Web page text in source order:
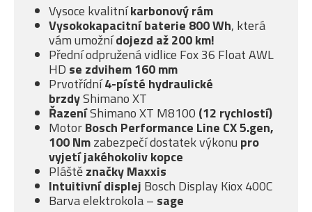
Vysoce kvalitníkarbonový rám
Vysokokapacitní baterie 800 Wh, která
vám umožnídojezd až 200 km!
Přední odpružená vidlice Fox 36 Float AWL
HD se zdvihem 160 mm
Prvotřídní4-písté hydraulické
brzdyShimano XT
ŘazeníShimano XT M8100 (12 rychlostí)
MotorBosch Performance Line CX 5.gen,
100 Nmzabezpečí dostatek výkonu pro
vyjetí jakéhokoliv kopce
Pláštěznačky Maxxis
Intuitivní displej Bosch Display Kiox 400C
Barva elektrokola – sage